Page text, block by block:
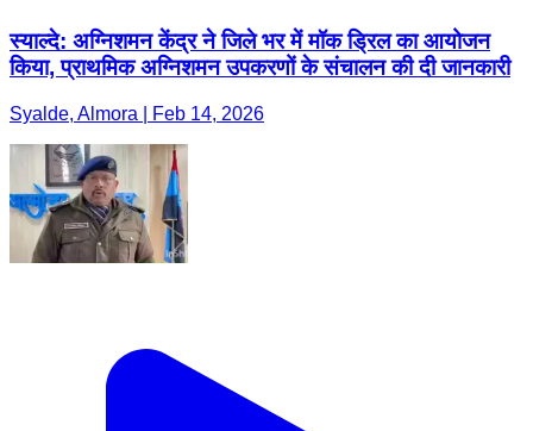
स्याल्दे: अग्निशमन केंद्र ने जिले भर में मॉक ड्रिल का आयोजन
किया, प्राथमिक अग्निशमन उपकरणों के संचालन की दी जानकारी
Syalde, Almora | Feb 14, 2026